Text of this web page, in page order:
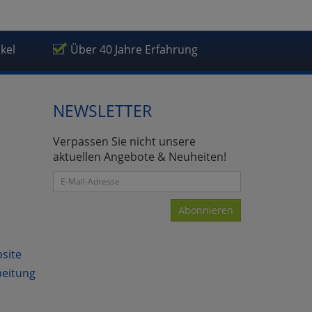
Über 40 Jahre Erfahrung
NEWSLETTER
Verpassen Sie nicht unsere
aktuellen Angebote & Neuheiten!
Abonnieren